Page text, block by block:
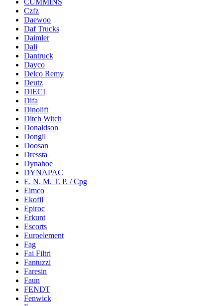
CUMMINS
Czfz
Daewoo
Daf Trucks
Daimler
Dali
Dantruck
Dayco
Delco Remy
Deutz
DIECI
Difa
Dinolift
Ditch Witch
Donaldson
Dongil
Doosan
Dressta
Dynahoe
DYNAPAC
E. N. M. T. P. / Cpg
Eimco
Ekofil
Epiroc
Erkunt
Escorts
Euroelement
Fag
Fai Filtri
Fantuzzi
Faresin
Faun
FENDT
Fenwick